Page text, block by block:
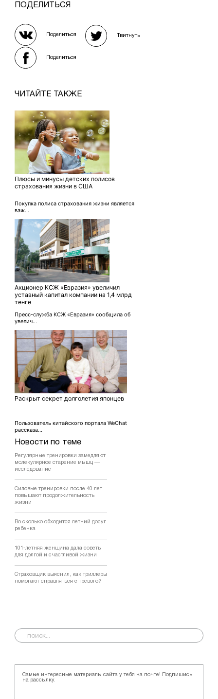
Новости по теме
Регулярные тренировки замедляют
молекулярное старение мышц —
исследование
Силовые тренировки после 40 лет
повышают продолжительность
жизни
Во сколько обходится летний досуг
ребенка
101-летняя женщина дала советы
для долгой и счастливой жизни
Страховщик выяснил, как триллеры
помогают справляться с тревогой
ПОДЕЛИТЬСЯ
Поделиться Твитнуть
Поделиться
ЧИТАЙТЕ ТАКЖЕ
Плюсы и минусы детских полисов
страхования жизни в США
Покупка полиса страхования жизни является
важ...
Акционер КСЖ «Евразия» увеличил
уставный капитал компании на 1,4 млрд
тенге
Пресс-служба КСЖ «Евразия» сообщила об
увелич...
Раскрыт секрет долголетия японцев
Пользователь китайского портала WeСhat
рассказа...
Самые интересные материалы сайта у тебя на почте! Подпишись
на рассылку.